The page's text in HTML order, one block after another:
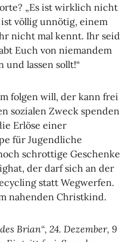
„Es ist wirklich nicht
völlig unnötig, einem
nicht mal kennt. Ihr seid
Euch von niemandem
und lassen sollt!“
folgen will, der kann frei
sozialen Zweck spenden
Erlöse einer
für Jugendliche
schrottige Geschenke
der darf sich an der
statt Wegwerfen.
nahenden Christkind.
Brian“, 24. Dezember, 9